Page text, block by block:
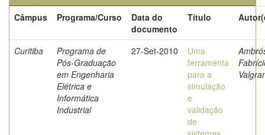
Câmpus
Programa/Curso
Data do
documento
Título
Curitiba
Programa de
Pós-Graduação
em Engenharia
Elétrica e
Informática
Industrial
27-Set-2010
Uma
ferramenta
para a
simulação
e
validação
de